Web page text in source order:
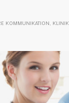
KOMMUNIKATION,